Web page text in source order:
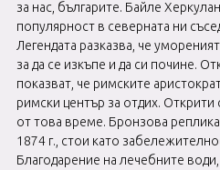
за нас, българите. Байле
популярност в северната ни
Легендата разказва, че
за да се изкъпе и да си почине.
показват, че римските
римски център за отдих. Открити
от това време. Бронзова реплика
1874 г., стои като
Благодарение на лечебните